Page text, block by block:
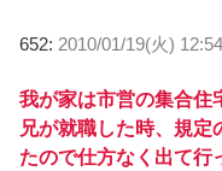
652: 2010/01/19(火)
我が家は市営の集合住
兄が就職した時、規定
たので仕方なく出て行